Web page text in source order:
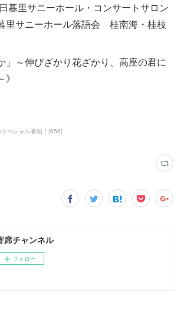
暮里サニーホール・コンサートサロン
里サニーホール落語会 桂南海・桂枝
」～伸びざかり花ざかり、高座の君に
ペシャル番組！ (656)
席チャンネル
フォロー